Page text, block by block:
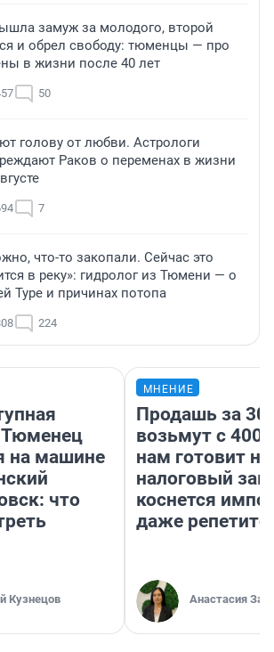
замуж за молодого, второй
и обрел свободу: тюменцы — про
в жизни после 40 лет
50
голову от любви. Астрологи
Раков о переменах в жизни
7
что-то закопали. Сейчас это
в реку»: гидролог из Тюмени — о
Туре и причинах потопа
224
Тюменец
на машине
что
Кузнецов
МНЕНИЕ
Продашь за
возьмут с
нам готовит
налоговый
коснется
даже
Анастасия